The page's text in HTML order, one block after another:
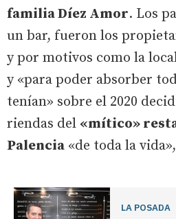
familia Díez Amor. Los
un bar, fueron los
y por motivos como la
y «para poder absorber
tenían» sobre el 2020
riendas del «mítico»
Palencia «de toda la vida»,
LA POSADA